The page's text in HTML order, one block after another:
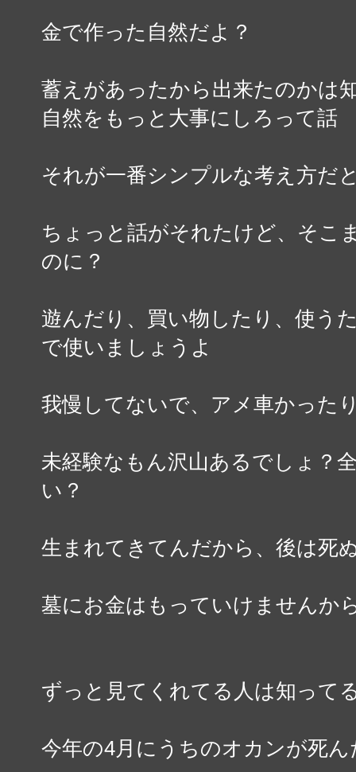
金で作った自然だよ？
蓄えがあったから出来たのかは
自然をもっと大事にしろって話
それが一番シンプルな考え方だ
ちょっと話がそれたけど、そこ
のに？
遊んだり、買い物したり、使う
で使いましょうよ
我慢してないで、アメ車かった
未経験なもん沢山あるでしょ？
い？
生まれてきてんだから、後は死
墓にお金はもっていけませんか
ずっと見てくれてる人は知って
今年の4月にうちのオカンが死ん